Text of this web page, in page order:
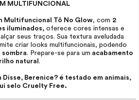
MULTIFUNCIONAL
Multifuncional Tô No Glow, com 2
iluminados, oferece cores intensas e
seus traços. Sua textura aveludada
criar looks multifuncionais, podendo
sombra. Prepare-se para um acabamento
natural .
Disse, Berenice? é testado em animais,
selo Cruelty Free.